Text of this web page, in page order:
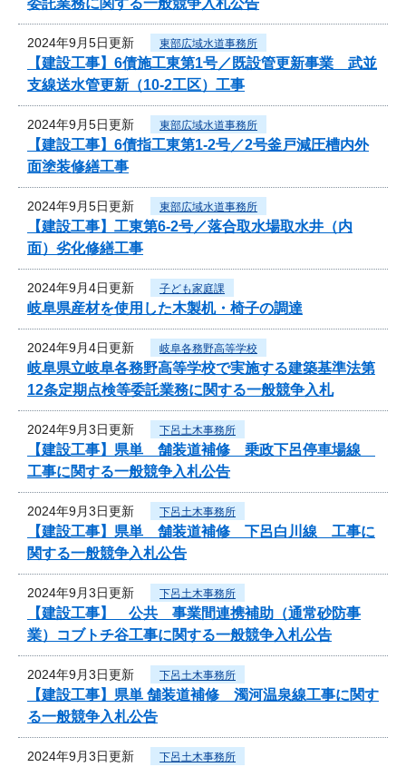
2024年9月5日更新 東部広域水道事務所
【建設工事】6債施工東第1号／既設管更新事業 武並
支線送水管更新（10-2工区）工事
2024年9月5日更新 東部広域水道事務所
【建設工事】6債指工東第1-2号／2号釜戸減圧槽内外
面塗装修繕工事
2024年9月5日更新 東部広域水道事務所
【建設工事】工東第6-2号／落合取水場取水井（内
面）劣化修繕工事
2024年9月4日更新 子ども家庭課
岐阜県産材を使用した木製机・椅子の調達
2024年9月4日更新 岐阜各務野高等学校
岐阜県立岐阜各務野高等学校で実施する建築基準法第
12条定期点検等委託業務に関する一般競争入札
2024年9月3日更新 下呂土木事務所
【建設工事】県単 舗装道補修 乗政下呂停車場線
工事に関する一般競争入札公告
2024年9月3日更新 下呂土木事務所
【建設工事】県単 舗装道補修 下呂白川線 工事に
関する一般競争入札公告
2024年9月3日更新 下呂土木事務所
【建設工事】 公共 事業間連携補助（通常砂防事
業）コブトチ谷工事に関する一般競争入札公告
2024年9月3日更新 下呂土木事務所
【建設工事】県単 舗装道補修 濁河温泉線工事に関す
る一般競争入札公告
2024年9月3日更新 下呂土木事務所